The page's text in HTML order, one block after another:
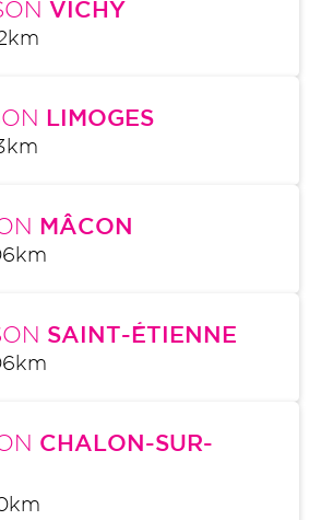
VICHY
km
LIMOGES
km
MÂCON
km
SAINT-ÉTIENNE
km
CHALON-SUR-
km